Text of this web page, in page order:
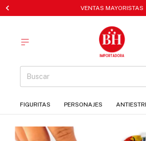
VENTAS MAYORISTAS
FIGURITAS PERSONAJES